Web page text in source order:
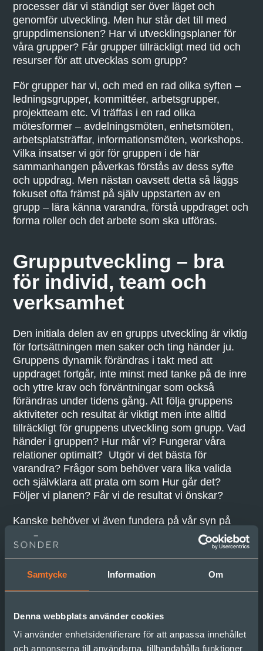
Samtycke Information Om
Denna webbplats använder cookies
Vi använder enhetsidentifierare för att anpassa innehållet
och annonserna till användarna, tillhandahålla funktioner
processer där vi ständigt ser över läget och
genomför utveckling. Men hur står det till med
gruppdimensionen? Har vi utvecklingsplaner för
våra grupper? Får grupper tillräckligt med tid och
resurser för att utvecklas som grupp?
För grupper har vi, och med en rad olika syften –
ledningsgrupper, kommittéer, arbetsgrupper,
projektteam etc. Vi träffas i en rad olika
mötesformer – avdelningsmöten, enhetsmöten,
arbetsplatsträffar, informationsmöten, workshops.
Vilka insatser vi gör för gruppen i de här
sammanhangen påverkas förstås av dess syfte
och uppdrag. Men nästan oavsett detta så läggs
fokuset ofta främst på själv uppstarten av en
grupp – lära känna varandra, förstå uppdraget och
forma roller och det arbete som ska utföras.
Grupputveckling – bra
för individ, team och
verksamhet
Den initiala delen av en grupps utveckling är viktig
för fortsättningen men saker och ting händer ju.
Gruppens dynamik förändras i takt med att
uppdraget fortgår, inte minst med tanke på de inre
och yttre krav och förväntningar som också
förändras under tidens gång. Att följa gruppens
aktiviteter och resultat är viktigt men inte alltid
tillräckligt för gruppens utveckling som grupp. Vad
händer i gruppen? Hur mår vi? Fungerar våra
relationer optimalt? Utgör vi det bästa för
varandra? Frågor som behöver vara lika valida
och självklara att prata om som Hur går det?
Följer vi planen? Får vi de resultat vi önskar?
Kanske behöver vi även fundera på vår syn på
grupper rent allmänt. Vilken tilltro till grupper har vi
egentligen? Vi kan ha tillit till individer var och en –
men litar vi verkligen på gruppen av individer? Tror
vi fullt och fast på att dessa kan fungera? När vi
inte gör det så finns risk att vi påverkar individerna
Men det ger oss inga trygga, effektiva och kreativa
team i våra verksamheter. Och vi behöver
fungerande team mer nu än någonsin tidigare. Då